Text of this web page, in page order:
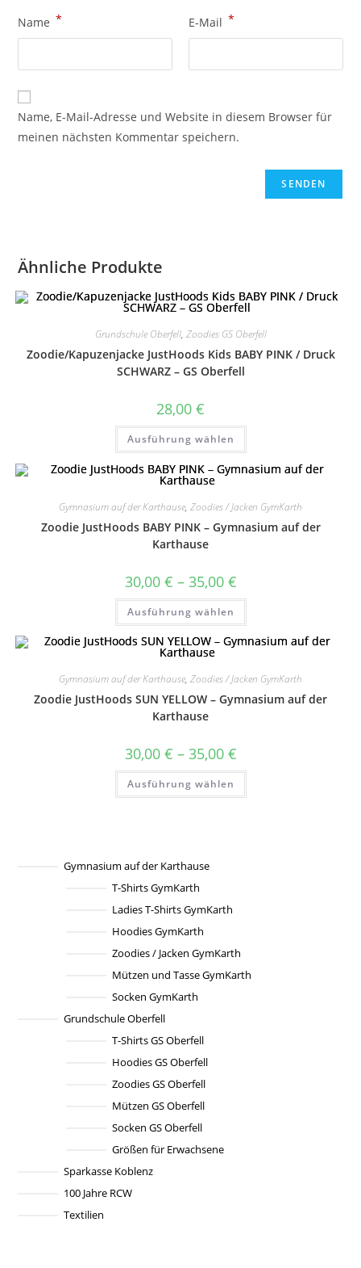
Name * E-Mail *
Name, E-Mail-Adresse und Website in diesem Browser für
meinen nächsten Kommentar speichern.
Ähnliche Produkte
Grundschule Oberfell, Zoodies GS Oberfell
Zoodie/Kapuzenjacke JustHoods Kids BABY PINK / Druck
SCHWARZ – GS Oberfell
28,00 €
Ausführung wählen
Dieses
weist
mehrere
Varianten
Optionen
können
auf
Gymnasium auf der Karthause, Zoodies / Jacken GymKarth
Zoodie JustHoods BABY PINK – Gymnasium auf der
Karthause
30,00 € – 35,00 €Preisspanne:
30,00 €
bis
Ausführung wählen
Dieses
weist
mehrere
Varianten
Optionen
können
auf
Gymnasium auf der Karthause, Zoodies / Jacken GymKarth
Zoodie JustHoods SUN YELLOW – Gymnasium auf der
Karthause
30,00 € – 35,00 €Preisspanne:
30,00 €
bis
Ausführung wählen
Dieses
weist
Gymnasium auf der Karthause
T-Shirts GymKarth
Ladies T-Shirts GymKarth
Hoodies GymKarth
Zoodies / Jacken GymKarth
Mützen und Tasse GymKarth
Socken GymKarth
Grundschule Oberfell
T-Shirts GS Oberfell
Hoodies GS Oberfell
Zoodies GS Oberfell
Mützen GS Oberfell
Socken GS Oberfell
Größen für Erwachsene
Sparkasse Koblenz
100 Jahre RCW
Textilien